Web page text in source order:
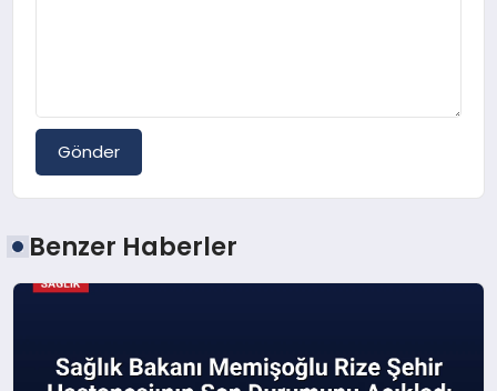
Gönder
Benzer Haberler